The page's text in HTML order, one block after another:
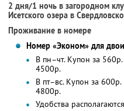
2 дня/1 ночь в загородном
Исетского озера в
Проживание в номере
Номер «Эконом» для
В пн–чт. Купон за
4500р.
В пт–вс. Купон за
4800р.
Удобства